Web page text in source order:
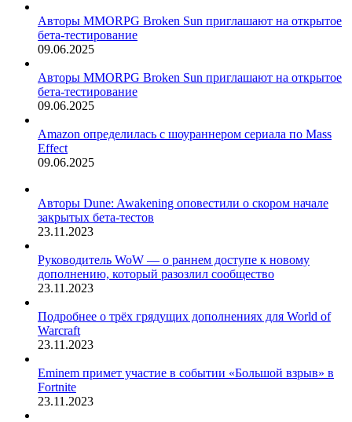
Авторы MMORPG Broken Sun приглашают на открытое
бета-тестирование
09.06.2025
Авторы MMORPG Broken Sun приглашают на открытое
бета-тестирование
09.06.2025
Amazon определилась с шоураннером сериала по Mass
Effect
09.06.2025
Авторы Dune: Awakening оповестили о скором начале
закрытых бета-тестов
23.11.2023
Руководитель WoW — о раннем доступе к новому
дополнению, который разозлил сообщество
23.11.2023
Подробнее о трёх грядущих дополнениях для World of
Warcraft
23.11.2023
Eminem примет участие в событии «Большой взрыв» в
Fortnite
23.11.2023